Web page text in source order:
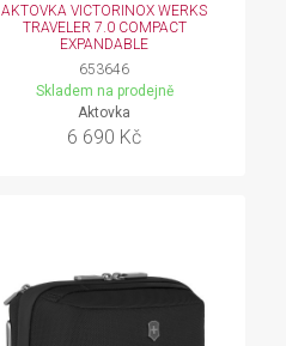
AKTOVKA VICTORINOX WERKS
TRAVELER 7.0 COMPACT
EXPANDABLE
653646
Skladem na prodejně
Aktovka
6 690 Kč